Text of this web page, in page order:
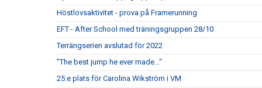
Höstlovsaktivitet - prova på Framerunning
EFT - After School med träningsgruppen 28/10
Terrängserien avslutad för 2022
"The best jump he ever made..."
25:e plats för Carolina Wikström i VM